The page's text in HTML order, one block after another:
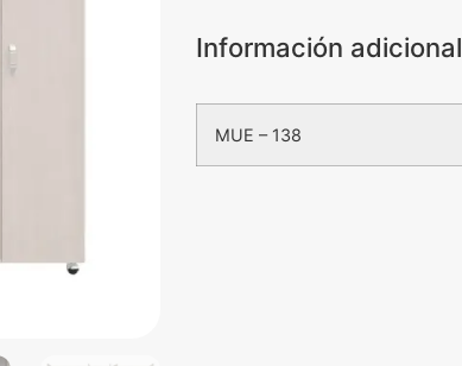
Información adicional
MUE – 138